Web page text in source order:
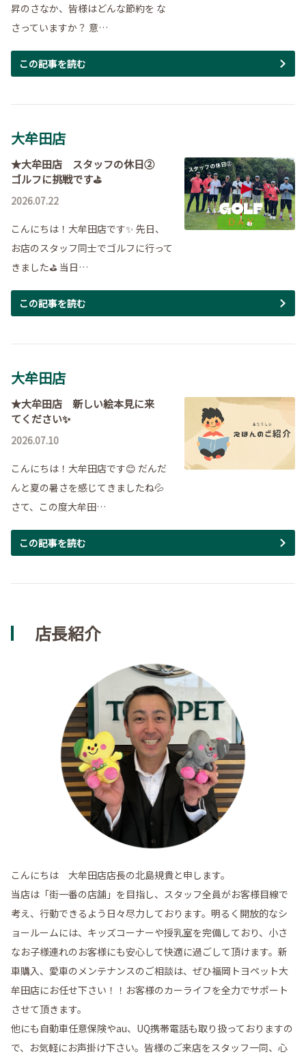
昇のさなか、皆様はどんな節約を な
さっていますか？ 意…
この記事を読む
大牟田店
★大牟田店 スタッフの休日②
ゴルフに挑戦です⛳
2026.07.22
こんにちは！大牟田店です✨ 先日、
お店のスタッフ同士でゴルフに行って
きました⛳ 当日…
この記事を読む
大牟田店
★大牟田店 新しい絵本見に来
てください✨
2026.07.10
こんにちは！大牟田店です😊 だんだ
んと夏の暑さを感じてきましたね💦
さて、この度大牟田…
この記事を読む
店長紹介
こんにちは 大牟田店店長の北島規貴と申します。
当店は「街一番の店舗」を目指し、スタッフ全員がお客様目線で
考え、行動できるよう日々尽力しております。明るく開放的なシ
ョールームには、キッズコーナーや授乳室を完備しており、小さ
なお子様連れのお客様にも安心して快適に過ごして頂けます。新
車購入、愛車のメンテナンスのご相談は、ぜひ福岡トヨペット大
牟田店にお任せ下さい！！お客様のカーライフを全力でサポート
させて頂きます。
他にも自動車任意保険やau、UQ携帯電話も取り扱っておりますの
で、お気軽にお声掛け下さい。皆様のご来店をスタッフ一同、心